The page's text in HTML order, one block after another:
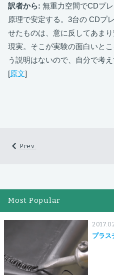
訳者から: 無重力空間でCDプ
原理で安定する。3台の CDプ
せたものは、意に反してあま
現実。そこが実験の面白いと
う説明はないので、自分で考え
[原文]
Prev.
Most Popular
プラス